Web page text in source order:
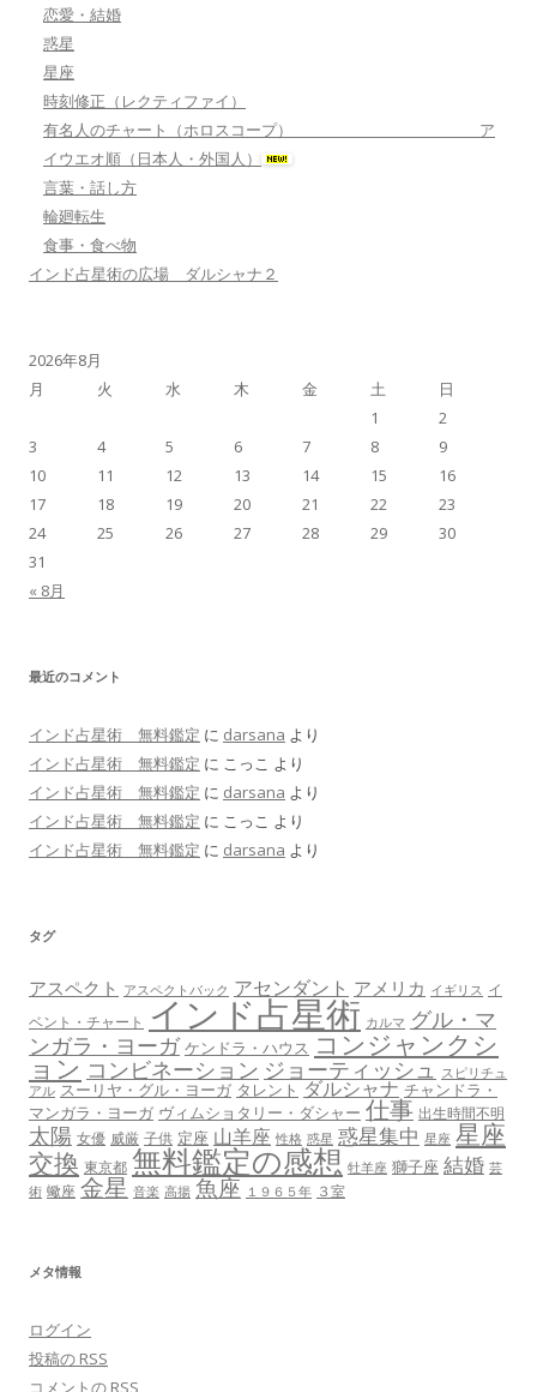
恋愛・結婚
惑星
星座
時刻修正（レクティファイ）
有名人のチャート（ホロスコープ） ア
イウエオ順（日本人・外国人）
言葉・話し方
輪廻転生
食事・食べ物
インド占星術の広場 ダルシャナ２
2026年8月
月
火 水 木 金 土 日
« 8月
1
2
3
4 5 6 7 8
9
10
11 12 13 14 15
16
17
18 19 20 21 22
23
24
25 26 27 28 29
30
31
最近のコメント
インド占星術 無料鑑定 に darsana より
インド占星術 無料鑑定 に こっこ より
インド占星術 無料鑑定 に darsana より
インド占星術 無料鑑定 に こっこ より
インド占星術 無料鑑定 に darsana より
タグ
アスペクト アスペクトバック アセンダント アメリカ イギリス イ
ベント・チャート インド占星術 カルマ グル・マ
ンガラ・ヨーガ ケンドラ・ハウス コンジャンクシ
ョン コンビネーション ジョーティッシュ スピリチュ
アル スーリヤ・グル・ヨーガ タレント ダルシャナ チャンドラ・
マンガラ・ヨーガ ヴィムショタリー・ダシャー 仕事 出生時間不明
太陽 女優 威厳 子供 定座 山羊座 性格 惑星 惑星集中 星座 星座
交換 東京都 無料鑑定の感想 牡羊座 獅子座 結婚 芸
術 蠍座 金星 音楽 高揚 魚座 １９６５年 ３室
メタ情報
ログイン
投稿の RSS
コメントの RSS